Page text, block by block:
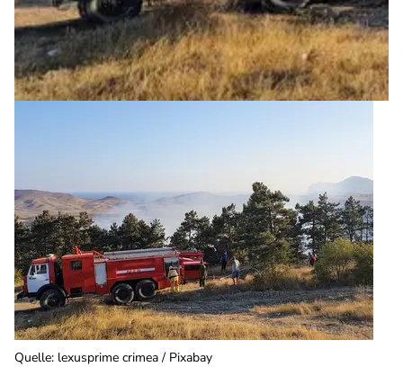
Quelle: lexusprime crimea / Pixabay